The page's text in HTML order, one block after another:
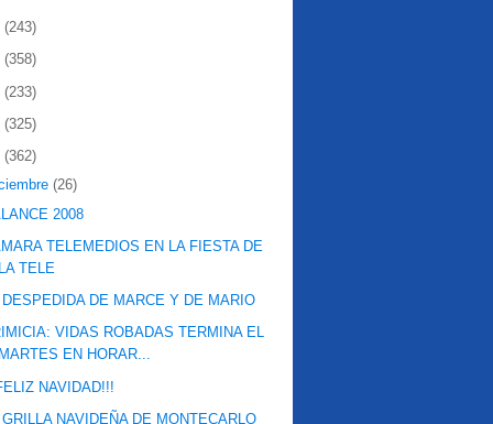
(243)
(358)
(233)
(325)
(362)
(26)
2008
TELEMEDIOS EN LA FIESTA DE
TELE
DESPEDIDA DE MARCE Y DE MARIO
VIDAS ROBADAS TERMINA EL
EN HORAR...
NAVIDAD!!!
GRILLA NAVIDEÑA DE MONTECARLO